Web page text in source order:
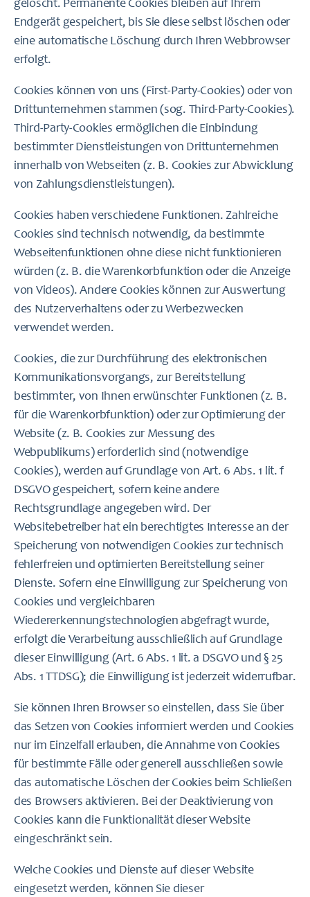
gelöscht. Permanente Cookies bleiben auf Ihrem
Endgerät gespeichert, bis Sie diese selbst löschen oder
eine automatische Löschung durch Ihren Webbrowser
erfolgt.
Cookies können von uns (First-Party-Cookies) oder von
Drittunternehmen stammen (sog. Third-Party-Cookies).
Third-Party-Cookies ermöglichen die Einbindung
bestimmter Dienstleistungen von Drittunternehmen
innerhalb von Webseiten (z. B. Cookies zur Abwicklung
von Zahlungsdienstleistungen).
Cookies haben verschiedene Funktionen. Zahlreiche
Cookies sind technisch notwendig, da bestimmte
Webseitenfunktionen ohne diese nicht funktionieren
würden (z. B. die Warenkorbfunktion oder die Anzeige
von Videos). Andere Cookies können zur Auswertung
des Nutzerverhaltens oder zu Werbezwecken
verwendet werden.
Cookies, die zur Durchführung des elektronischen
Kommunikationsvorgangs, zur Bereitstellung
bestimmter, von Ihnen erwünschter Funktionen (z. B.
für die Warenkorbfunktion) oder zur Optimierung der
Website (z. B. Cookies zur Messung des
Webpublikums) erforderlich sind (notwendige
Cookies), werden auf Grundlage von Art. 6 Abs. 1 lit. f
DSGVO gespeichert, sofern keine andere
Rechtsgrundlage angegeben wird. Der
Websitebetreiber hat ein berechtigtes Interesse an der
Speicherung von notwendigen Cookies zur technisch
fehlerfreien und optimierten Bereitstellung seiner
Dienste. Sofern eine Einwilligung zur Speicherung von
Cookies und vergleichbaren
Wiedererkennungstechnologien abgefragt wurde,
erfolgt die Verarbeitung ausschließlich auf Grundlage
dieser Einwilligung (Art. 6 Abs. 1 lit. a DSGVO und § 25
Abs. 1 TTDSG); die Einwilligung ist jederzeit widerrufbar.
Sie können Ihren Browser so einstellen, dass Sie über
das Setzen von Cookies informiert werden und Cookies
nur im Einzelfall erlauben, die Annahme von Cookies
für bestimmte Fälle oder generell ausschließen sowie
das automatische Löschen der Cookies beim Schließen
des Browsers aktivieren. Bei der Deaktivierung von
Cookies kann die Funktionalität dieser Website
eingeschränkt sein.
Welche Cookies und Dienste auf dieser Website
eingesetzt werden, können Sie dieser